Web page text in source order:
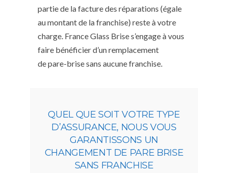
partie de la facture des réparations (égale
au montant de la franchise) reste à votre
charge. France Glass Brise s’engage à vous
faire bénéficier d’un remplacement
de pare-brise sans aucune franchise.
QUEL QUE SOIT VOTRE TYPE
D’ASSURANCE, NOUS VOUS
GARANTISSONS UN
CHANGEMENT DE PARE BRISE
SANS FRANCHISE